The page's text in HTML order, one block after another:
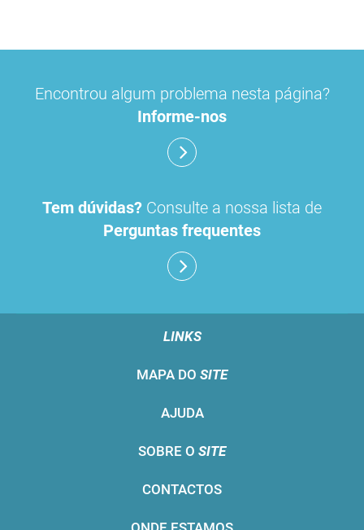
Encontrou algum problema nesta página?
Informe-nos
Tem dúvidas? Consulte a nossa lista de
Perguntas frequentes
LINKS
MAPA DO SITE
AJUDA
SOBRE O SITE
CONTACTOS